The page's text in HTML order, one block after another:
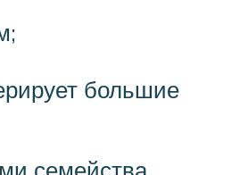
большие
семейства